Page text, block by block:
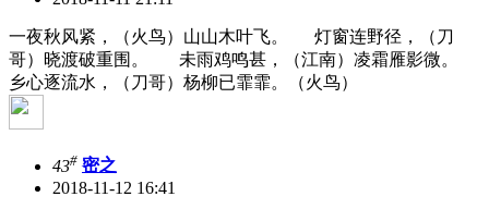
一夜秋风紧，（火鸟）山山木叶飞。 灯窗连野径，（刀
哥）晓渡破重围。 未雨鸡鸣甚，（江南）凌霜雁影微。
乡心逐流水，（刀哥）杨柳已霏霏。（火鸟）
43# 密之
2018-11-12 16:41